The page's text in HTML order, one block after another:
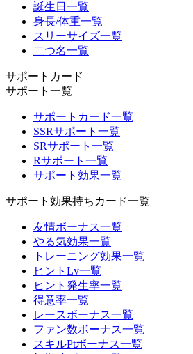
誕生日一覧
身長/体重一覧
スリーサイズ一覧
二つ名一覧
サポートカード
サポート一覧
サポートカード一覧
SSRサポート一覧
SRサポート一覧
Rサポート一覧
サポート効果一覧
サポート効果持ちカード一覧
友情ボーナス一覧
やる気効果一覧
トレーニング効果一覧
ヒントLv一覧
ヒント発生率一覧
得意率一覧
レースボーナス一覧
ファン数ボーナス一覧
スキルPtボーナス一覧